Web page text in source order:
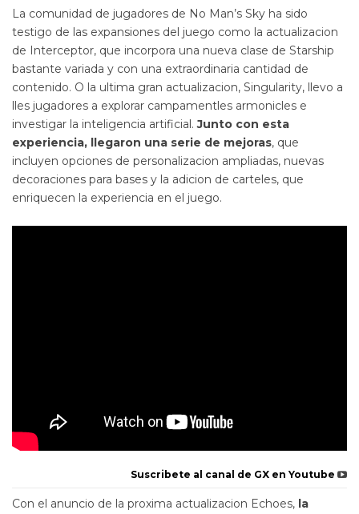
La comunidad de jugadores de No Man’s Sky ha sido
testigo de las expansiones del juego como la actualizacion
de Interceptor, que incorpora una nueva clase de Starship
bastante variada y con una extraordinaria cantidad de
contenido. O la ultima gran actualizacion, Singularity, llevo a
lles jugadores a explorar campamentles armonicles e
investigar la inteligencia artificial.Junto con esta
experiencia, llegaron una serie de mejoras, que
incluyen opciones de personalizacion ampliadas, nuevas
decoraciones para bases y la adicion de carteles, que
enriquecen la experiencia en el juego.
Suscribete al canal de GX en Youtube
Con el anuncio de la proxima actualizacion Echoes, la